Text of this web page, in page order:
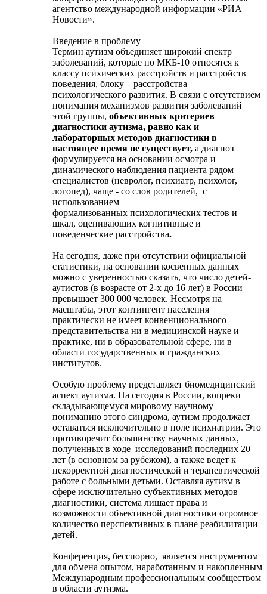
агентство международной информации «РИА
Новости».
Введение в проблему
Термин аутизм объединяет широкий спектр
заболеваний, которые по МКБ-10 относятся к
классу психических расстройств и расстройств
поведения, блоку – расстройства
психологического развития. В связи с отсутствием
понимания механизмов развития заболеваний
этой группы, объективных критериев
диагностики аутизма, равно как и
лабораторных методов диагностики в
настоящее время не существует, а диагноз
формулируется на основании осмотра и
динамического наблюдения пациента рядом
специалистов (невролог, психиатр, психолог,
логопед), чаще - со слов родителей, с
использованием
формализованных психологических тестов и
шкал, оценивающих когнитивные и
поведенческие расстройства.
На сегодня, даже при отсутствии официальной
статистики, на основании косвенных данных
можно с уверенностью сказать, что число детей-
аутистов (в возрасте от 2-х до 16 лет) в России
превышает 300 000 человек. Несмотря на
масштабы, этот контингент населения
практически не имеет конвенционального
представительства ни в медицинской науке и
практике, ни в образовательной сфере, ни в
области государственных и гражданских
институтов.
Особую проблему представляет биомедицинский
аспект аутизма. На сегодня в России, вопреки
складывающемуся мировому научному
пониманию этого синдрома, аутизм продолжает
оставаться исключительно в поле психиатрии. Это
противоречит большинству научных данных,
полученных в ходе исследований последних 20
лет (в основном за рубежом), а также ведет к
некорректной диагностической и терапевтической
работе с больными детьми. Оставляя аутизм в
сфере исключительно субъективных методов
диагностики, система лишает права и
возможности объективной диагностики огромное
количество перспективных в плане реабилитации
детей.
Конференция, бесспорно, является инструментом
для обмена опытом, наработанным и накопленным
Международным профессиональным сообществом
в области аутизма.